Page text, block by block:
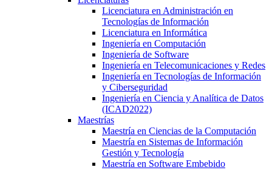
Licenciatura en Administración en
Tecnologías de Información
Licenciatura en Informática
Ingeniería en Computación
Ingeniería de Software
Ingeniería en Telecomunicaciones y Redes
Ingeniería en Tecnologías de Información
y Ciberseguridad
Ingeniería en Ciencia y Analítica de Datos
(ICAD2022)
Maestrías
Maestría en Ciencias de la Computación
Maestría en Sistemas de Información
Gestión y Tecnología
Maestría en Software Embebido